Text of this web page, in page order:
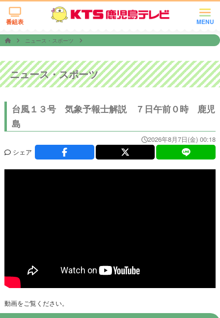
MENU
番組表
ニュース・スポーツ
ニュース・スポーツ
台風１３号 気象予報士解説 ７日午前０時 鹿児
島
2026年8月7日(金) 00:18
シェア
動画をご覧ください。